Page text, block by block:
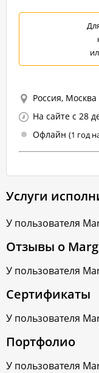
Россия, Москва
На сайте с 28
Офлайн (1 год
Услуги
У пользователя
Отзывы о
У пользователя
Сертификаты
У пользователя
Портфолио
У пользователя